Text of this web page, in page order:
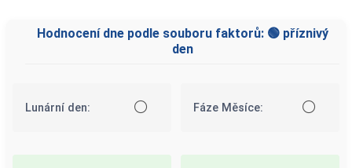
Hodnocení dne podle souboru faktorů: 🟢 příznivý
den
Lunární den: ⚪ Fáze Měsíce: ⚪